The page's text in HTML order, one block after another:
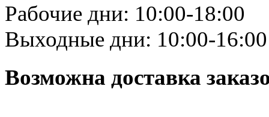
Рабочие дни: 10:00-18:00
Выходные дни: 10:00-16:00
Возможна доставка